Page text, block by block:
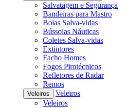
Salvatagem e Segurança
Bandeiras para Mastro
Boias Salva-vidas
Bússolas Náuticas
Coletes Salva-vidas
Extintores
Facho Homes
Fogos Pirotécnicos
Refletores de Radar
Remos
Veleiros
Veleiros
Veleiros